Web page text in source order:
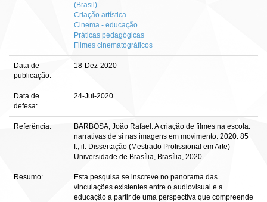
(Brasil)
Criação artística
Cinema - educação
Práticas pedagógicas
Filmes cinematográficos
Data de
publicação:
18-Dez-2020
Data de
defesa:
24-Jul-2020
Referência:
BARBOSA, João Rafael. A criação de filmes na escola:
narrativas de si nas imagens em movimento. 2020. 85
f., il. Dissertação (Mestrado Profissional em Arte)—
Universidade de Brasília, Brasília, 2020.
Resumo:
Esta pesquisa se inscreve no panorama das
vinculações existentes entre o audiovisual e a
educação a partir de uma perspectiva que compreende